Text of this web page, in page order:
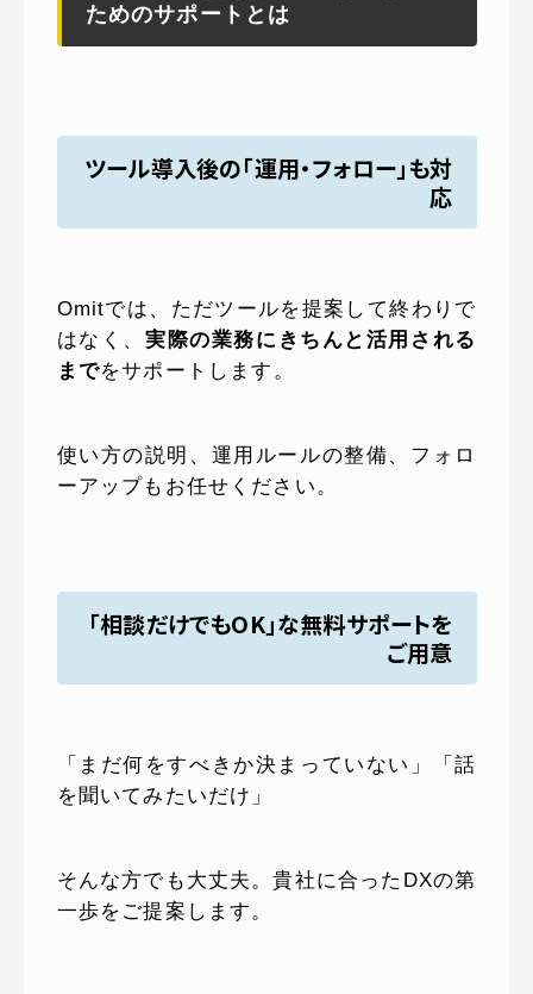
ためのサポートとは
ツール導入後の「運用・フォロー」も対
応
Omitでは、ただツールを提案して終わりで
はなく、 実際の業務にきちんと活用される
までをサポートします。
使い方の説明、運用ルールの整備、フォロ
ーアップもお任せください。
「相談だけでもOK」な無料サポートを
ご用意
「まだ何をすべきか決まっていない」「話
を聞いてみたいだけ」
そんな方でも大丈夫。貴社に合ったDXの第
一歩をご提案します。